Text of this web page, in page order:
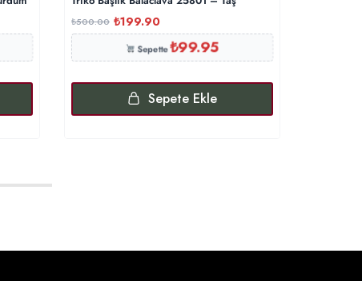
₺500.00 ₺199.90
Sepette₺99.95
Sepete Ekle